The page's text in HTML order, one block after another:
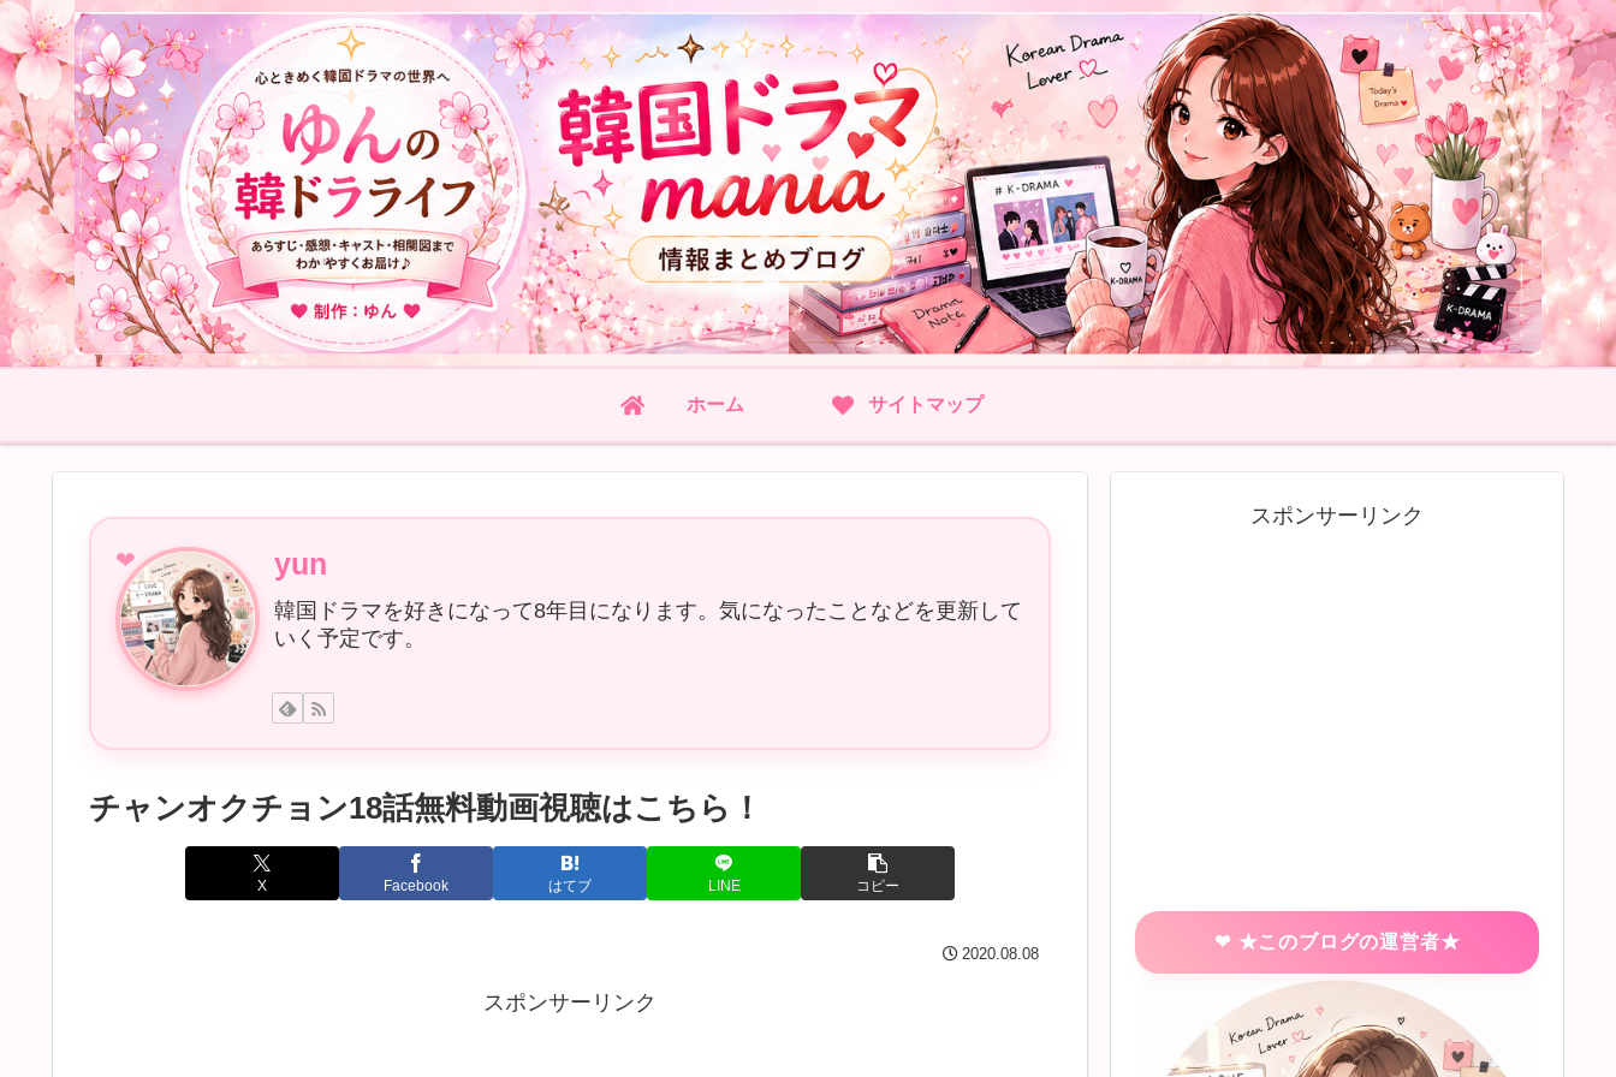
ホーム サイトマップ
yun
韓国ドラマを好きになって8年目になります。気になったことなどを更新して
いく予定です。
チャンオクチョン18話無料動画視聴はこちら！
X Facebook はてブ LINE コピー
2020.08.08
スポンサーリンク
スポンサーリンク
★このブログの運営者★